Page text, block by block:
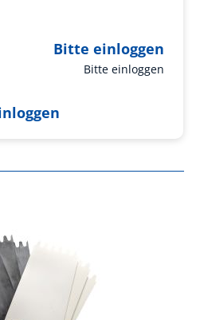
Bitte einloggen
Bitte einloggen